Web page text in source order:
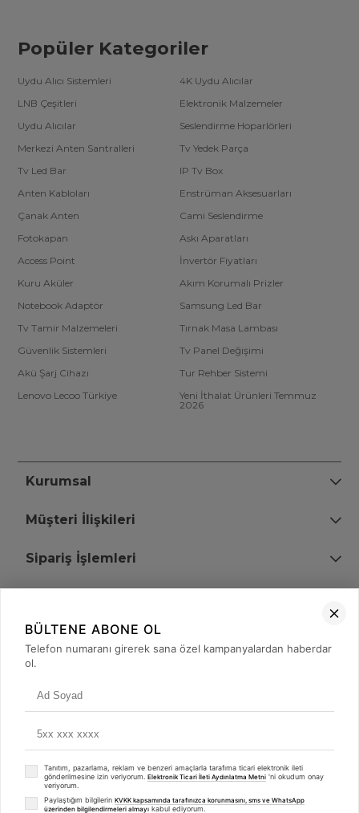
Popüler Kategoriler
Uydu Alıcı Sistemleri
4K Uydu Alıcılar
LNB Çeşitleri
Elektronik Malzemeler
Uydu Alıcılar
Seslendirme Hoparlörleri
Merkezi Anten Santralleri
Tv Yedek Parça
Tv Led Bar
IP Tv Box
Anten Kabloları
Enstrüman Aksesuarları
Çanak Anten
Cami Seslendirme
Fotokapan
Askı Aparatları
Access Point
İnvertör Fiyatları
Kuru Aküler
Akım Korumalı Prizler
Notebook Adaptör
Samsung Led Bar
Tv Tamir Malzemeleri
Tırnak Masa Lambası
Güvenlik Sistemleri
Tv Panel Değişimi
Akü Şarj Cihazı
Tur Rehber Sistemi
Lenovo Lecoo Türkiye
Yeni İthalat Ürünleri Temmuz
2026
Kurumsal
Müşteri İlişkileri
Sipariş İşlemleri
+90 (850) 473 08 08
BÜLTENE ABONE OL
Telefon numaranı girerek sana özel kampanyalardan haberdar
ol.
Tanıtım, pazarlama, reklam ve benzeri amaçlarla tarafıma ticari elektronik ileti
gönderilmesine izin veriyorum. Elektronik Ticari İleti Aydınlatma Metni 'ni okudum onay
veriyorum.
Paylaştığım bilgilerin KVKK kapsamında tarafınızca korunmasını, sms ve WhatsApp
üzerinden bilgilendirmeleri almayı kabul ediyorum.